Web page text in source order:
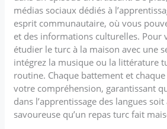
médias sociaux dédiés à
esprit communautaire, où vous
et des informations culturelles. Pour
étudier le turc à la maison avec une
intégrez la musique ou la littérature
routine. Chaque battement et
votre compréhension, garantissant
dans l’apprentissage des langues
savoureuse qu’un repas turc fait